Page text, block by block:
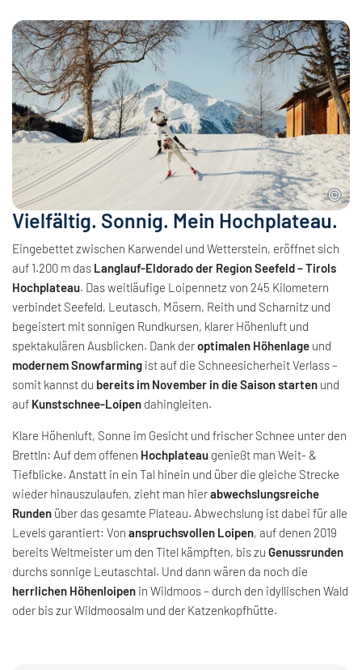
Vielfältig. Sonnig. Mein Hochplateau.
Eingebettet zwischen Karwendel und Wetterstein, eröffnet sich
auf 1.200 m das Langlauf-Eldorado der Region Seefeld – Tirols
Hochplateau. Das weitläufige Loipennetz von 245 Kilometern
verbindet Seefeld, Leutasch, Mösern, Reith und Scharnitz und
begeistert mit sonnigen Rundkursen, klarer Höhenluft und
spektakulären Ausblicken. Dank deroptimalen Höhenlage und
modernem Snowfarming ist auf die Schneesicherheit Verlass –
somit kannst du bereits im November in die Saison starten und
auf Kunstschnee-Loipen dahingleiten.
Klare Höhenluft, Sonne im Gesicht und frischer Schnee unter den
Brettln: Auf dem offenen Hochplateau genießt man Weit- &
Tiefblicke. Anstatt in ein Tal hinein und über die gleiche Strecke
wieder hinauszulaufen, zieht man hierabwechslungsreiche
Runden über das gesamte Plateau. Abwechslung ist dabei für alle
Levels garantiert: Von anspruchsvollen Loipen, auf denen 2019
bereits Weltmeister um den Titel kämpften, bis zu Genussrunden
durchs sonnige Leutaschtal. Und dann wären da noch die
herrlichen Höhenloipen in Wildmoos – durch den idyllischen Wald
oder bis zur Wildmoosalm und der Katzenkopfhütte.